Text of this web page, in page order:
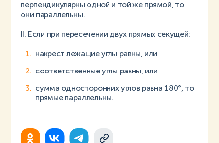
перпендикулярны одной и той же прямой, то
они параллельны.
II. Если при пересечении двух прямых секущей:
накрест лежащие углы равны, или
соответственные углы равны, или
сумма односторонних углов равна 180°, то
прямые параллельны.